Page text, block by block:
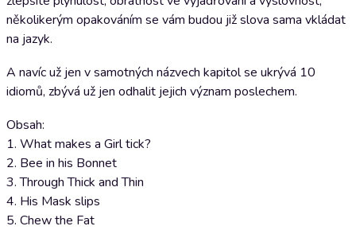
několikerým opakováním se vám budou již slova sama vkládat
na jazyk.
A navíc už jen v samotných názvech kapitol se ukrývá 10
idiomů, zbývá už jen odhalit jejich význam poslechem.
Obsah:
1. What makes a Girl tick?
2. Bee in his Bonnet
3. Through Thick and Thin
4. His Mask slips
5. Chew the Fat